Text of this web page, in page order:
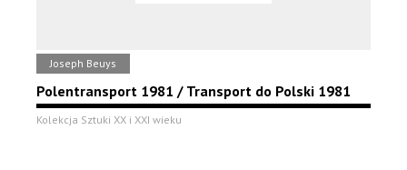
Joseph Beuys
Polentransport 1981 / Transport do Polski 1981
Kolekcja Sztuki XX i XXI wieku